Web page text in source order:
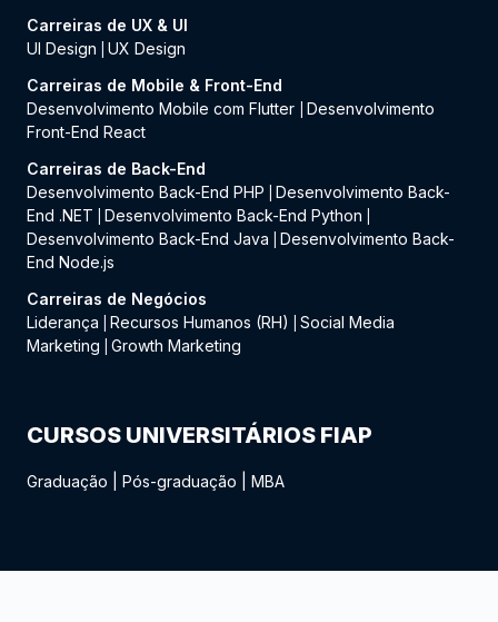
Carreiras de UX & UI
UI Design
UX Design
Carreiras de Mobile & Front-End
Desenvolvimento Mobile com Flutter
Desenvolvimento
Front-End React
Carreiras de Back-End
Desenvolvimento Back-End PHP
Desenvolvimento Back-
End .NET
Desenvolvimento Back-End Python
Desenvolvimento Back-End Java
Desenvolvimento Back-
End Node.js
Carreiras de Negócios
Liderança
Recursos Humanos (RH)
Social Media
Marketing
Growth Marketing
CURSOS UNIVERSITÁRIOS FIAP
Graduação Pós-graduação MBA